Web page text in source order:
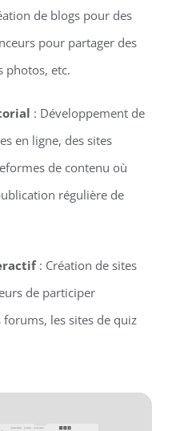
de blogs pour des
pour partager des
photos, etc.
: Développement de
en ligne, des sites
de contenu où
régulière de
: Création de sites
de participer
les sites de quiz